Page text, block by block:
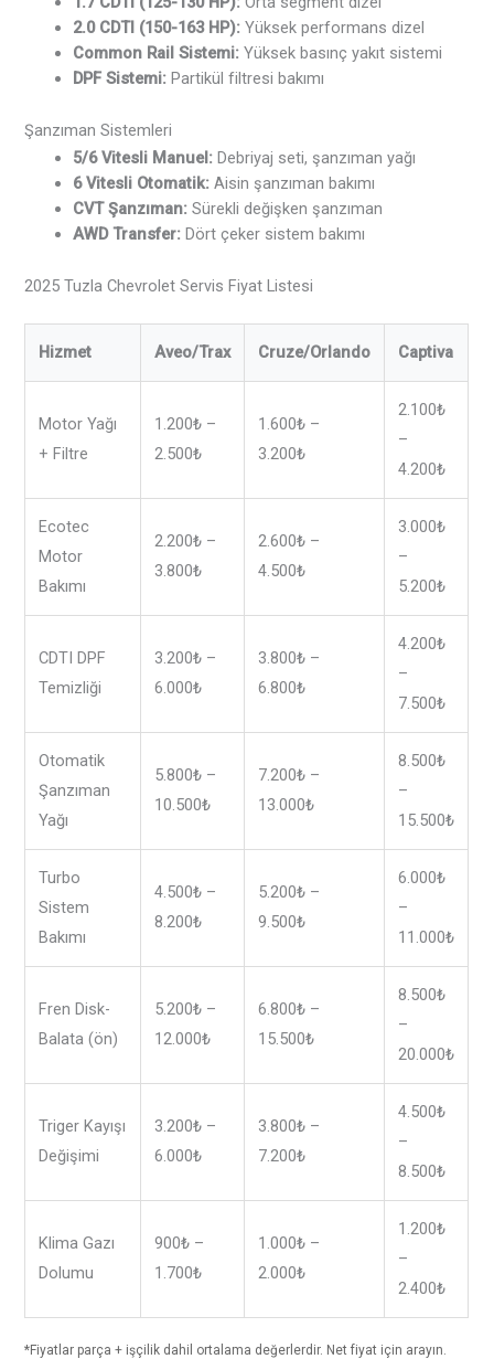
2.0 CDTI (150-163 HP): Yüksek performans dizel
Common Rail Sistemi: Yüksek basınç yakıt sistemi
DPF Sistemi: Partikül filtresi bakımı
Şanzıman Sistemleri
5/6 Vitesli Manuel: Debriyaj seti, şanzıman yağı
6 Vitesli Otomatik: Aisin şanzıman bakımı
CVT Şanzıman: Sürekli değişken şanzıman
AWD Transfer: Dört çeker sistem bakımı
2025 Tuzla Chevrolet Servis Fiyat Listesi
Hizmet Aveo/Trax Cruze/Orlando Captiva
Motor Yağı
+ Filtre
1.200₺ –
2.500₺
1.600₺ –
3.200₺
2.100₺
–
4.200₺
Ecotec
Motor
Bakımı
2.200₺ –
3.800₺
2.600₺ –
4.500₺
3.000₺
–
5.200₺
CDTI DPF
Temizliği
3.200₺ –
6.000₺
3.800₺ –
6.800₺
4.200₺
–
7.500₺
Otomatik
Şanzıman
Yağı
5.800₺ –
10.500₺
7.200₺ –
13.000₺
8.500₺
–
15.500₺
Turbo
Sistem
Bakımı
4.500₺ –
8.200₺
5.200₺ –
9.500₺
6.000₺
–
11.000₺
Fren Disk-
Balata (ön)
5.200₺ –
12.000₺
6.800₺ –
15.500₺
8.500₺
–
20.000₺
Triger Kayışı
Değişimi
3.200₺ –
6.000₺
3.800₺ –
7.200₺
4.500₺
–
8.500₺
Klima Gazı
Dolumu
900₺ –
1.700₺
1.000₺ –
2.000₺
1.200₺
–
2.400₺
*Fiyatlar parça + işçilik dahil ortalama değerlerdir. Net fiyat için arayın.